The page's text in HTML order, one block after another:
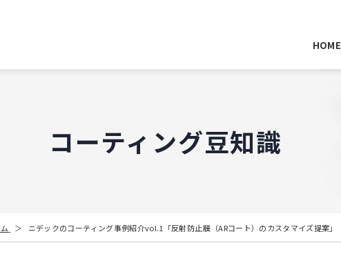
HOME
コーティング豆知識
ニデックのコーティング事例紹介vol.1「反射防止膜（ARコート）のカスタマイズ提案」